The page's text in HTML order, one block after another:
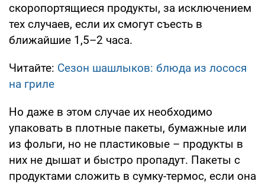
скоропортящиеся продукты, за исключением
тех случаев, если их смогут съесть в
ближайшие 1,5–2 часа.
Читайте: Сезон шашлыков: блюда из лосося
на гриле
Но даже в этом случае их необходимо
упаковать в плотные пакеты, бумажные или
из фольги, но не пластиковые – продукты в
них не дышат и быстро пропадут. Пакеты с
продуктами сложить в сумку-термос, если она